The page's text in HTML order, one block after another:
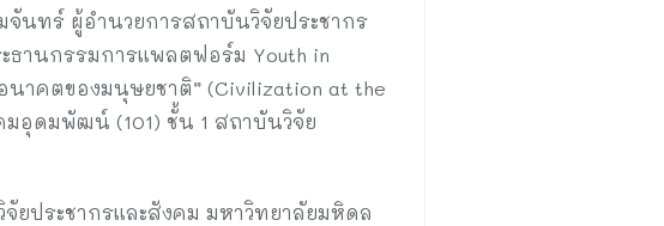
จันทร์ ผู้อำนวยการสถาบันวิจัยประชากร
านกรรมการแพลตฟอร์ม Youth in
นาคตของมนุษยชาติ” (Civilization at the
มอุดมพัฒน์ (101) ชั้น 1 สถาบันวิจัย
ยประชากรและสังคม มหาวิทยาลัยมหิดล